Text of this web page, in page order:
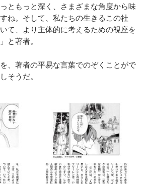
ともっと深く、さまざまな角度から味
ね。そして、私たちの生きるこの社
て、より主体的に考えるための視座を
と著者。
、著者の平易な言葉でのぞくことがで
そうだ。